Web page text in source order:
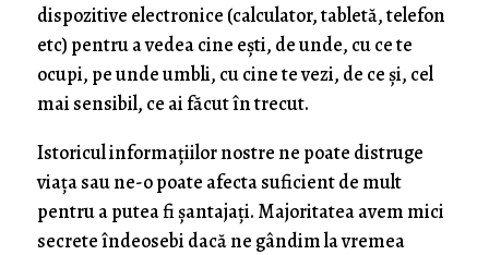
dispozitive electronice (calculator, tabletă, telefon
etc) pentru a vedea cine ești, de unde, cu ce te
ocupi, pe unde umbli, cu cine te vezi, de ce și, cel
mai sensibil, ce ai făcut în trecut.
Istoricul informațiilor nostre ne poate distruge
viața sau ne-o poate afecta suficient de mult
pentru a putea fi șantajați. Majoritatea avem mici
secrete îndeosebi dacă ne gândim la vremea